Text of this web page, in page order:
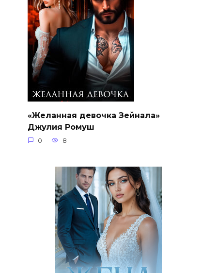
«Желанная девочка Зейнала»
Джулия Ромуш
0 8